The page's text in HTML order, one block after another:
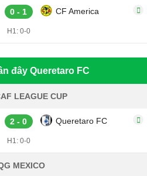
0 - 1 CF America
H1: 0-0
đây Queretaro FC
LEAGUE CUP
2 - 0 Queretaro FC
H1: 0-0
MEXICO